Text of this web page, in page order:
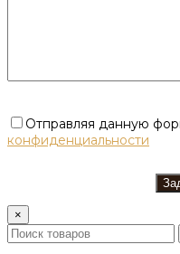
Отправляя данную
конфиденциальности
×